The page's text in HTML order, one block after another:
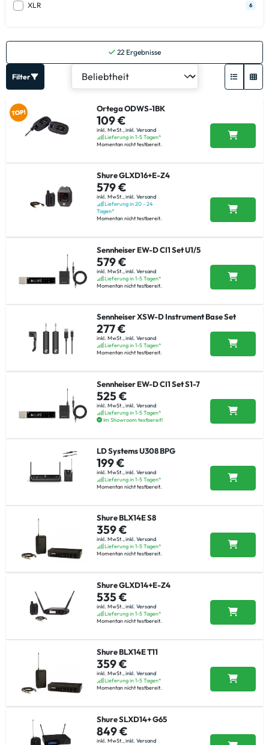
XLR 6
22Ergebnisse
Filter
Ortega ODWS-1BK
109 €
inkl. MwSt., inkl. Versand
Lieferung in 1-5 Tagen*
Momentan nicht testbereit.
Shure GLXD16+E-Z4
579 €
inkl. MwSt.,inkl. Versand
Lieferung in 20 - 24
Tagen*
Momentan nicht testbereit.
Sennheiser EW-D CI1 Set U1/5
579 €
inkl. MwSt., inkl. Versand
Lieferung in 1-5 Tagen*
Momentan nicht testbereit.
Sennheiser XSW-D Instrument Base Set
277 €
inkl. MwSt.,inkl. Versand
Lieferung in 1-5 Tagen*
Momentan nicht testbereit.
Sennheiser EW-D CI1 Set S1-7
525 €
inkl. MwSt., inkl. Versand
Lieferung in 1-5 Tagen*
Im Showroom testbereit!
LD Systems U308 BPG
199 €
inkl. MwSt., inkl. Versand
Lieferung in 1-5 Tagen*
Momentan nicht testbereit.
Shure BLX14E S8
359 €
inkl. MwSt.,inkl. Versand
Lieferung in 1-5 Tagen*
Momentan nicht testbereit.
Shure GLXD14+E-Z4
535 €
inkl. MwSt., inkl. Versand
Lieferung in 1-5 Tagen*
Momentan nicht testbereit.
Shure BLX14E T11
359 €
inkl. MwSt., inkl. Versand
Lieferung in 1-5 Tagen*
Momentan nicht testbereit.
Shure SLXD14+ G65
849 €
inkl. MwSt., inkl. Versand